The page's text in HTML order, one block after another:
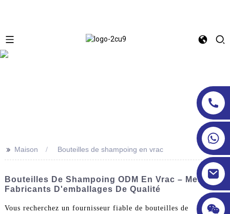
>> Maison Bouteilles de shampoing en vrac
Bouteilles De Shampoing ODM En Vrac – Meilleurs
Fabricants D'emballages De Qualité
Vous recherchez un fournisseur fiable de bouteilles de